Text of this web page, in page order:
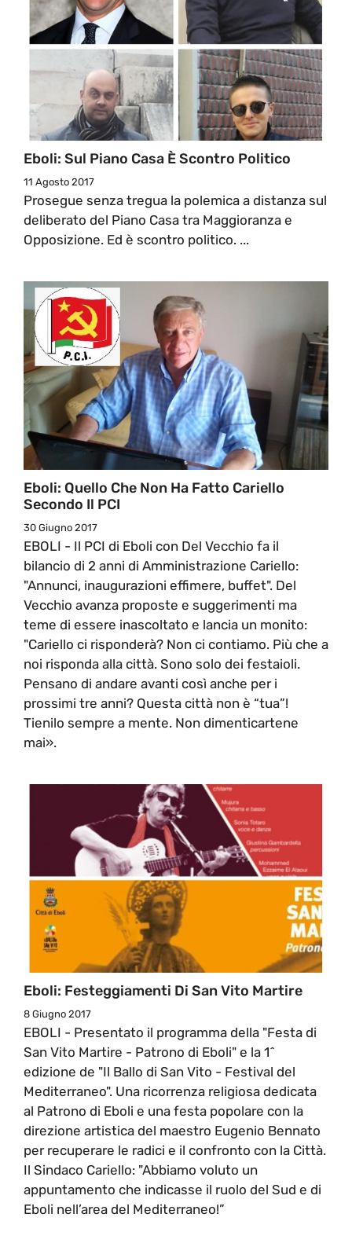
Eboli: Sul Piano Casa È Scontro Politico
11 Agosto 2017
Prosegue senza tregua la polemica a distanza sul
deliberato del Piano Casa tra Maggioranza e
Opposizione. Ed è scontro politico. ...
Eboli: Quello Che Non Ha Fatto Cariello
Secondo Il PCI
30 Giugno 2017
EBOLI - Il PCI di Eboli con Del Vecchio fa il
bilancio di 2 anni di Amministrazione Cariello:
"Annunci, inaugurazioni effimere, buffet". Del
Vecchio avanza proposte e suggerimenti ma
teme di essere inascoltato e lancia un monito:
"Cariello ci risponderà? Non ci contiamo. Più che a
noi risponda alla città. Sono solo dei festaioli.
Pensano di andare avanti così anche per i
prossimi tre anni? Questa città non è “tua”!
Tienilo sempre a mente. Non dimenticartene
mai».
Eboli: Festeggiamenti Di San Vito Martire
8 Giugno 2017
EBOLI - Presentato il programma della "Festa di
San Vito Martire - Patrono di Eboli" e la 1^
edizione de "Il Ballo di San Vito - Festival del
Mediterraneo". Una ricorrenza religiosa dedicata
al Patrono di Eboli e una festa popolare con la
direzione artistica del maestro Eugenio Bennato
per recuperare le radici e il confronto con la Città.
Il Sindaco Cariello: "Abbiamo voluto un
appuntamento che indicasse il ruolo del Sud e di
Eboli nell’area del Mediterraneo!”